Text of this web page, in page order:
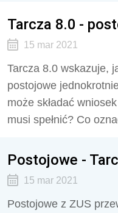
Tarcza 8.0 -
15 mar 2021
Tarcza 8.0 wskazuje,
postojowe
może składać
musi spełnić? Co
Postojowe -
15 mar 2021
Postojowe z ZUS